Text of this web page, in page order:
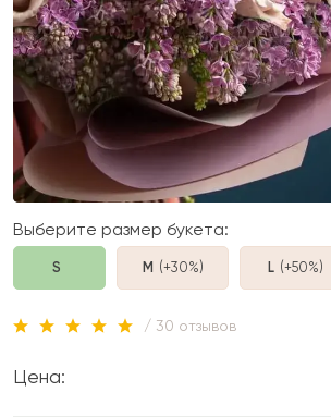
Выберите размер букета:
S M (+30%) L (+50%)
/ 30 отзывов
Цена: